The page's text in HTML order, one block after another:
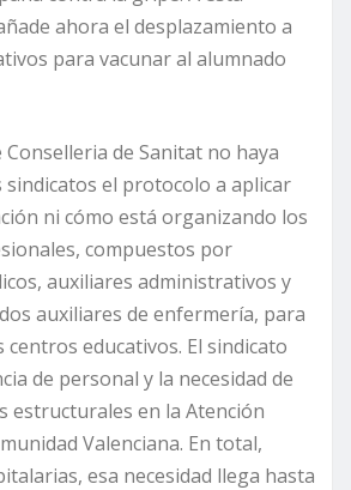
ahora el desplazamiento a
para vacunar al alumnado
Conselleria de Sanitat no haya
sindicatos el protocolo a aplicar
ni cómo está organizando los
compuestos por
auxiliares administrativos y
auxiliares de enfermería, para
educativos. El sindicato
de personal y la necesidad de
estructurales en la Atención
Valenciana. En total,
esa necesidad llega hasta